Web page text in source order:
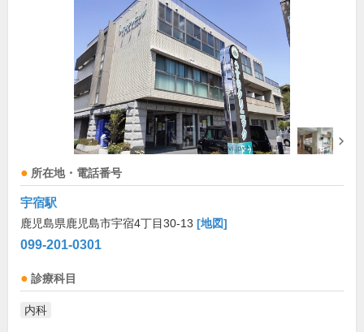
所在地・電話番号
宇宿駅
鹿児島県鹿児島市宇宿4丁目30-13 [地図]
099-201-0301
診療科目
内科